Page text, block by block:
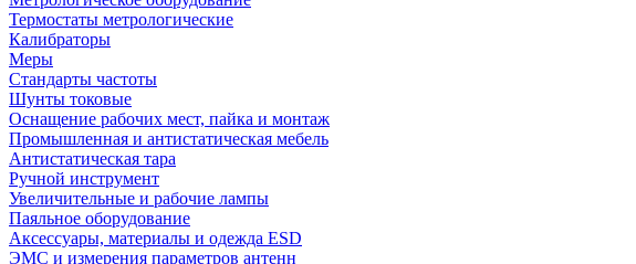
Термостаты метрологические
Калибраторы
Меры
Стандарты частоты
Шунты токовые
Оснащение рабочих мест, пайка и монтаж
Промышленная и антистатическая мебель
Антистатическая тара
Ручной инструмент
Увеличительные и рабочие лампы
Паяльное оборудование
Аксессуары, материалы и одежда ESD
ЭМС и измерения параметров антенн